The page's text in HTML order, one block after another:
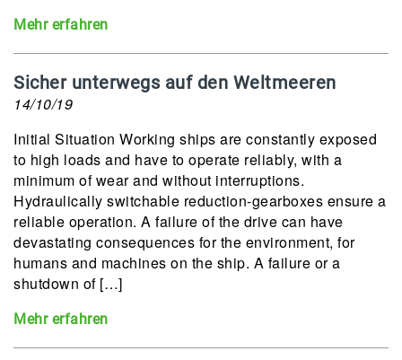
Mehr erfahren
Sicher unterwegs auf den Weltmeeren
14/10/19
Initial Situation Working ships are constantly exposed
to high loads and have to operate reliably, with a
minimum of wear and without interruptions.
Hydraulically switchable reduction-gearboxes ensure a
reliable operation. A failure of the drive can have
devastating consequences for the environment, for
humans and machines on the ship. A failure or a
shutdown of […]
Mehr erfahren